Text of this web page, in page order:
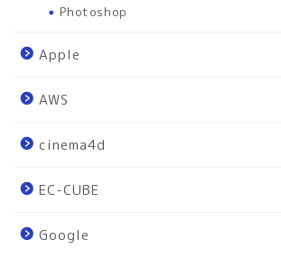
Photoshop
Apple
AWS
cinema4d
EC-CUBE
Google